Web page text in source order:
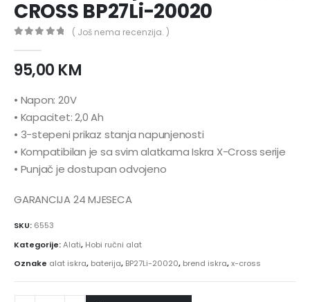
CROSS BP27Li-20020
( Još nema recenzija. )
95,00 KM
• Napon: 20V
• Kapacitet: 2,0 Ah
• 3-stepeni prikaz stanja napunjenosti
• Kompatibilan je sa svim alatkama Iskra X-Cross serije
• Punjač je dostupan odvojeno
GARANCIJA 24 MJESECA
SKU: 6553
Kategorije:Alati, Hobi ručni alat
Oznake alat iskra, baterija, BP27Li-20020, brend iskra,x-cross